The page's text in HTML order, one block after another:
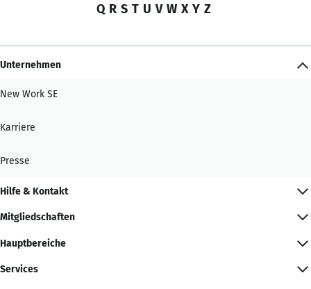
Q R S T U V W X Y Z
Unternehmen
New Work SE
Karriere
Presse
Hilfe & Kontakt
Mitgliedschaften
Hauptbereiche
Services